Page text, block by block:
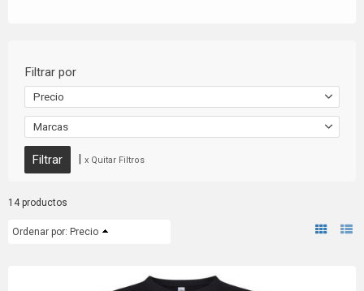
Filtrar por
Precio
Marcas
| x Quitar Filtros
14 productos
Ordenar por: Precio